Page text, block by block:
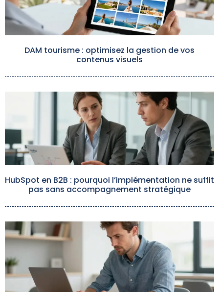
DAM tourisme : optimisez la gestion de vos
contenus visuels
HubSpot en B2B : pourquoi l’implémentation ne suffit
pas sans accompagnement stratégique